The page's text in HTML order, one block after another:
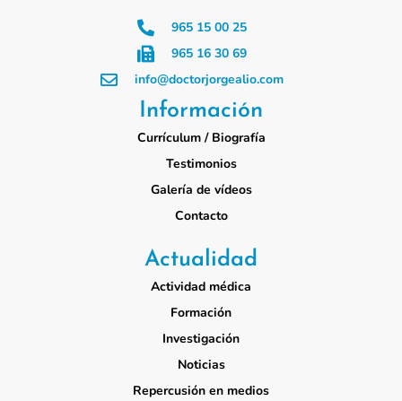
965 15 00 25
965 16 30 69
info@doctorjorgealio.com
Información
Currículum / Biografía
Testimonios
Galería de vídeos
Contacto
Actualidad
Actividad médica
Formación
Investigación
Noticias
Repercusión en medios